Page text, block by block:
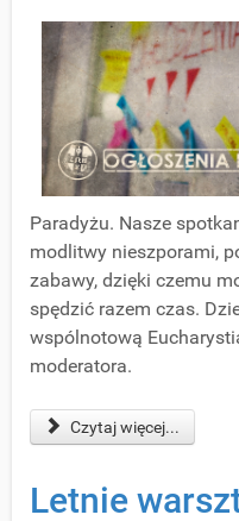
Paradyżu. Nasze
modlitwy nieszporami,
zabawy, dzięki czemu
spędzić razem czas.
wspólnotową
moderatora.
Czytaj więcej...
Letnie